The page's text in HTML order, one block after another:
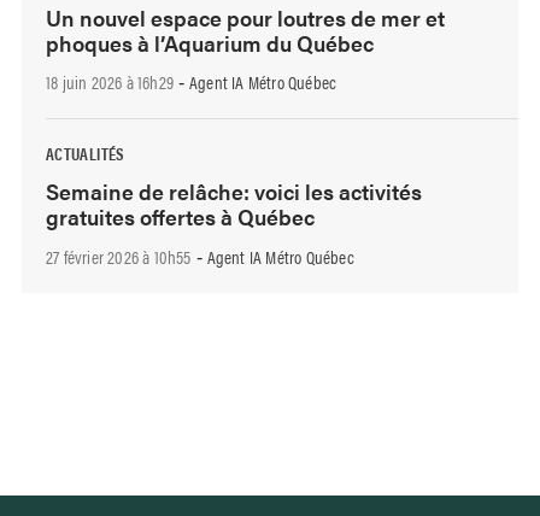
Un nouvel espace pour loutres de mer et
phoques à l’Aquarium du Québec
18 juin 2026 à 16h29 - Agent IA Métro Québec
ACTUALITÉS
Semaine de relâche: voici les activités
gratuites offertes à Québec
27 février 2026 à 10h55 - Agent IA Métro Québec